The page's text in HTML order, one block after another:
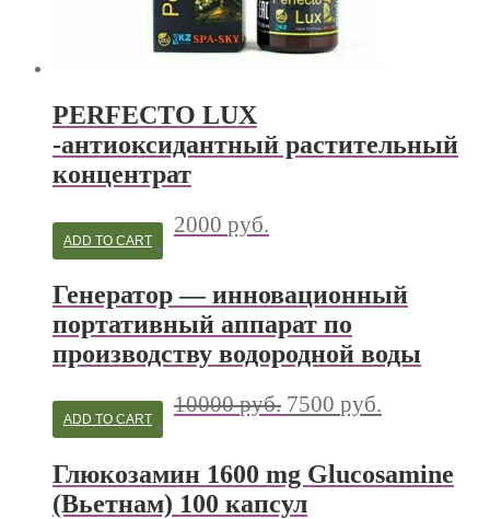
PERFECTO LUX
-антиоксидантный растительный
концентрат
2000 руб.
ADD TO CART
Генератор — инновационный
портативный аппарат по
производству водородной воды
10000руб. 7500 руб.
ADD TO CART
Глюкозамин 1600 mg Glucosamine
(Вьетнам) 100 капсул